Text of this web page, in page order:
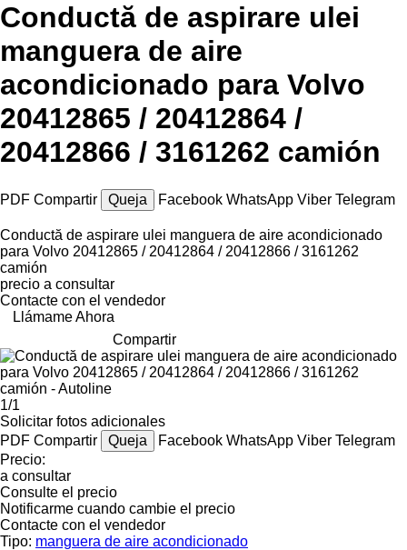
Conductă de aspirare ulei
manguera de aire
acondicionado para Volvo
20412865 / 20412864 /
20412866 / 3161262 camión
PDF Compartir Queja Facebook WhatsApp Viber Telegram
Conductă de aspirare ulei manguera de aire acondicionado
para Volvo 20412865 / 20412864 / 20412866 / 3161262
camión
precio a consultar
Contacte con el vendedor
Llámame Ahora
Compartir
1/1
Solicitar fotos adicionales
PDF Compartir Queja Facebook WhatsApp Viber Telegram
Precio:
a consultar
Consulte el precio
Notificarme cuando cambie el precio
Contacte con el vendedor
Tipo: manguera de aire acondicionado